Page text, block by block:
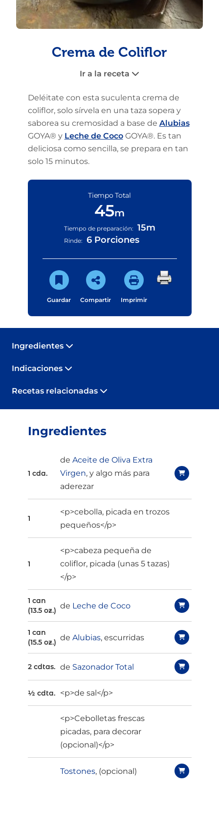
Crema de Coliflor
Ir a la receta
Deléitate con esta suculenta crema de
coliflor, solo sírvela en una taza sopera y
saborea su cremosidad a base de Alubias
GOYA® y Leche de CocoGOYA®. Es tan
deliciosa como sencilla, se prepara en tan
solo 15 minutos.
Tiempo Total
45m
Tiempo de preparación: 15m
Rinde: 6 Porciones
Guardar Compartir Imprimir
Ingredientes
Indicaciones
Recetas relacionadas
Ingredientes
1 cda.
de Aceite de Oliva Extra
Virgen, y algo más para
aderezar
1
<p>cebolla, picada en trozos
pequeños</p>
1
<p>cabeza pequeña de
coliflor, picada (unas 5 tazas)
</p>
1 can
(13.5 oz.)
de Leche de Coco
1 can
(15.5 oz.)
de Alubias, escurridas
2 cdtas. de Sazonador Total
½ cdta. <p>de sal</p>
<p>Cebolletas frescas
picadas, para decorar
(opcional)</p>
Tostones, (opcional)